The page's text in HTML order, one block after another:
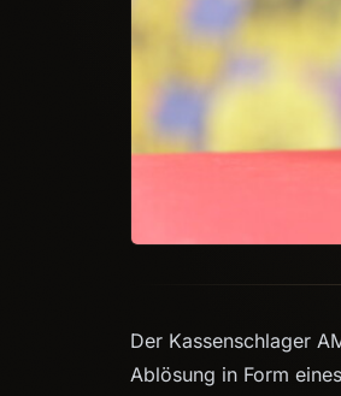
Der Kassenschlager
Ablösung in Form